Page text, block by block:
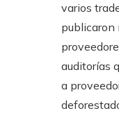
varios
publicaron
auditorías
a